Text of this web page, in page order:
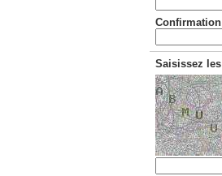
Saisissez